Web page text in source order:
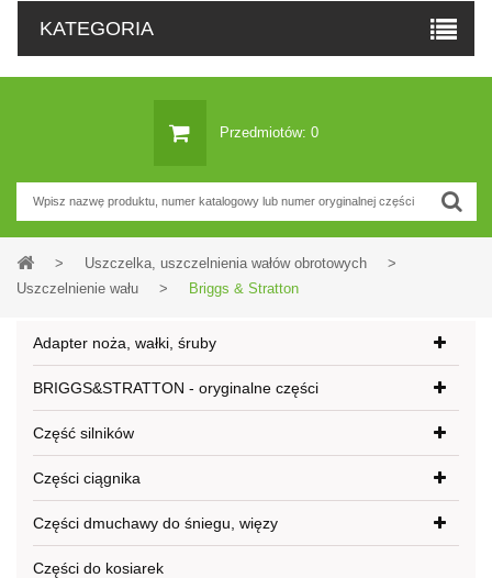
KATEGORIA
Przedmiotów: 0
> Uszczelka, uszczelnienia wałów obrotowych
>
Uszczelnienie wału
> Briggs & Stratton
Adapter noża, wałki, śruby
BRIGGS&STRATTON - oryginalne części
Część silników
Części ciągnika
Części dmuchawy do śniegu, więzy
Części do kosiarek